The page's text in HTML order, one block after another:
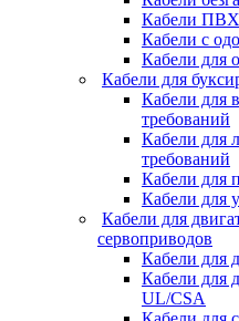
Кабели ПВХ
Кабели с
Кабели для
Кабели для
Кабели для
требований
Кабели для
требований
Кабели для
Кабели для
Кабели для
сервоприводов
Кабели для
Кабели для
UL/CSA